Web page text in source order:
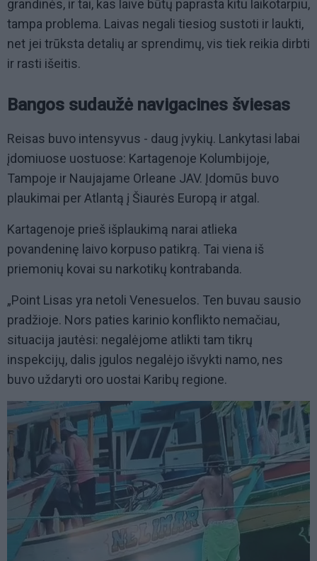
grandinės, ir tai, kas laive būtų paprasta kitu laikotarpiu,
tampa problema. Laivas negali tiesiog sustoti ir laukti,
net jei trūksta detalių ar sprendimų, vis tiek reikia dirbti
ir rasti išeitis.
Bangos sudaužė navigacines šviesas
Reisas buvo intensyvus - daug įvykių. Lankytasi labai
įdomiuose uostuose: Kartagenoje Kolumbijoje,
Tampoje ir Naujajame Orleane JAV. Įdomūs buvo
plaukimai per Atlantą į Šiaurės Europą ir atgal.
Kartagenoje prieš išplaukimą narai atlieka
povandeninę laivo korpuso patikrą. Tai viena iš
priemonių kovai su narkotikų kontrabanda.
„Point Lisas yra netoli Venesuelos. Ten buvau sausio
pradžioje. Nors paties karinio konflikto nemačiau,
situacija jautėsi: negalėjome atlikti tam tikrų
inspekcijų, dalis įgulos negalėjo išvykti namo, nes
buvo uždaryti oro uostai Karibų regione.